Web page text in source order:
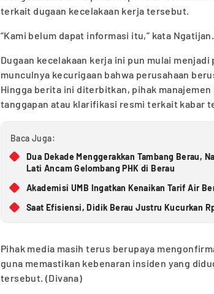
terkait dugaan kecelakaan kerja tersebut.
“Kami belum dapat informasi itu,” kata Ngatijan.
Dugaan kecelakaan kerja ini pun mulai
munculnya kecurigaan bahwa perusahaan
Hingga berita ini diterbitkan, pihak
tanggapan atau klarifikasi resmi terkait kabar
Baca Juga:
Dua Dekade Menggerakkan Tambang Berau,
Lati Ancam Gelombang PHK di Berau
Akademisi UMB Ingatkan Kenaikan Tarif Air
Saat Efisiensi, Didik Berau Justru Kucurkan
Pihak media masih terus berupaya
guna memastikan kebenaran insiden yang
tersebut. (Divana)